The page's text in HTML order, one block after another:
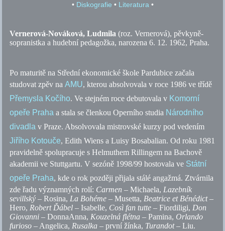
• Diskografie • Literatura•
Vernerová-Nováková, Ludmila(roz. Vernerová), pěvkyně-
sopranistka a hudební pedagožka, narozena 6. 12. 1962, Praha.
Po maturitě na Střední ekonomické škole Pardubice začala
studovat zpěv naAMU, kterou absolvovala v roce 1986 ve třídě
Přemysla Kočího. Ve stejném roce debutovala v Komorní
opeře Praha a stala se členkou Operního studia Národního
divadla v Praze. Absolvovala mistrovské kurzy pod vedením
Jiřího Kotouče, Edith Wiens a Luisy Bosabalian. Od roku 1981
pravidelně spolupracuje s Helmuthem Rillingem na Bachově
akademii ve Stuttgartu. V sezóně 1998/99 hostovala ve Státní
opeře Praha, kde o rok později přijala stálé angažmá. Ztvárnila
zde řadu významných rolí: Carmen –Michaela,Lazebník
sevillský –Rosina,La Bohéme –Musetta,Beatrice et Bénédict–
Hero,Robert Ďábel – Isabelle, Così fan tutte–Fiordiligi,Don
Giovanni– DonnaAnna,Kouzelná flétna – Pamina, Orlando
furioso –Angelica,Rusalka –první žínka, Turandot–Liu.